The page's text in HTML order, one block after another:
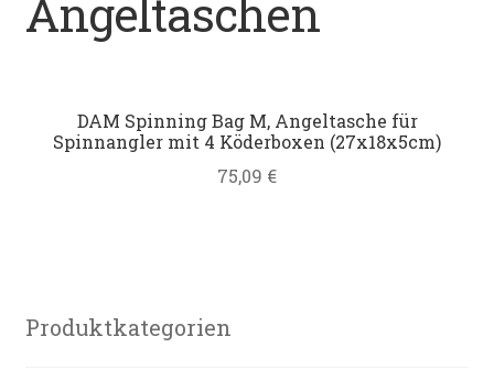
Shop
Angeltaschen
DAM Spinning Bag M, Angeltasche für
Spinnangler mit 4 Köderboxen (27x18x5cm)
75,09 €
Produktkategorien